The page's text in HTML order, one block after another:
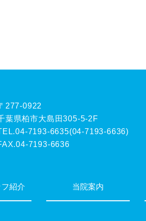
277-0922
葉県柏市大島田305-5-2F
7193-6635(04-7193-6636)
7193-6636
紹介 当院案内